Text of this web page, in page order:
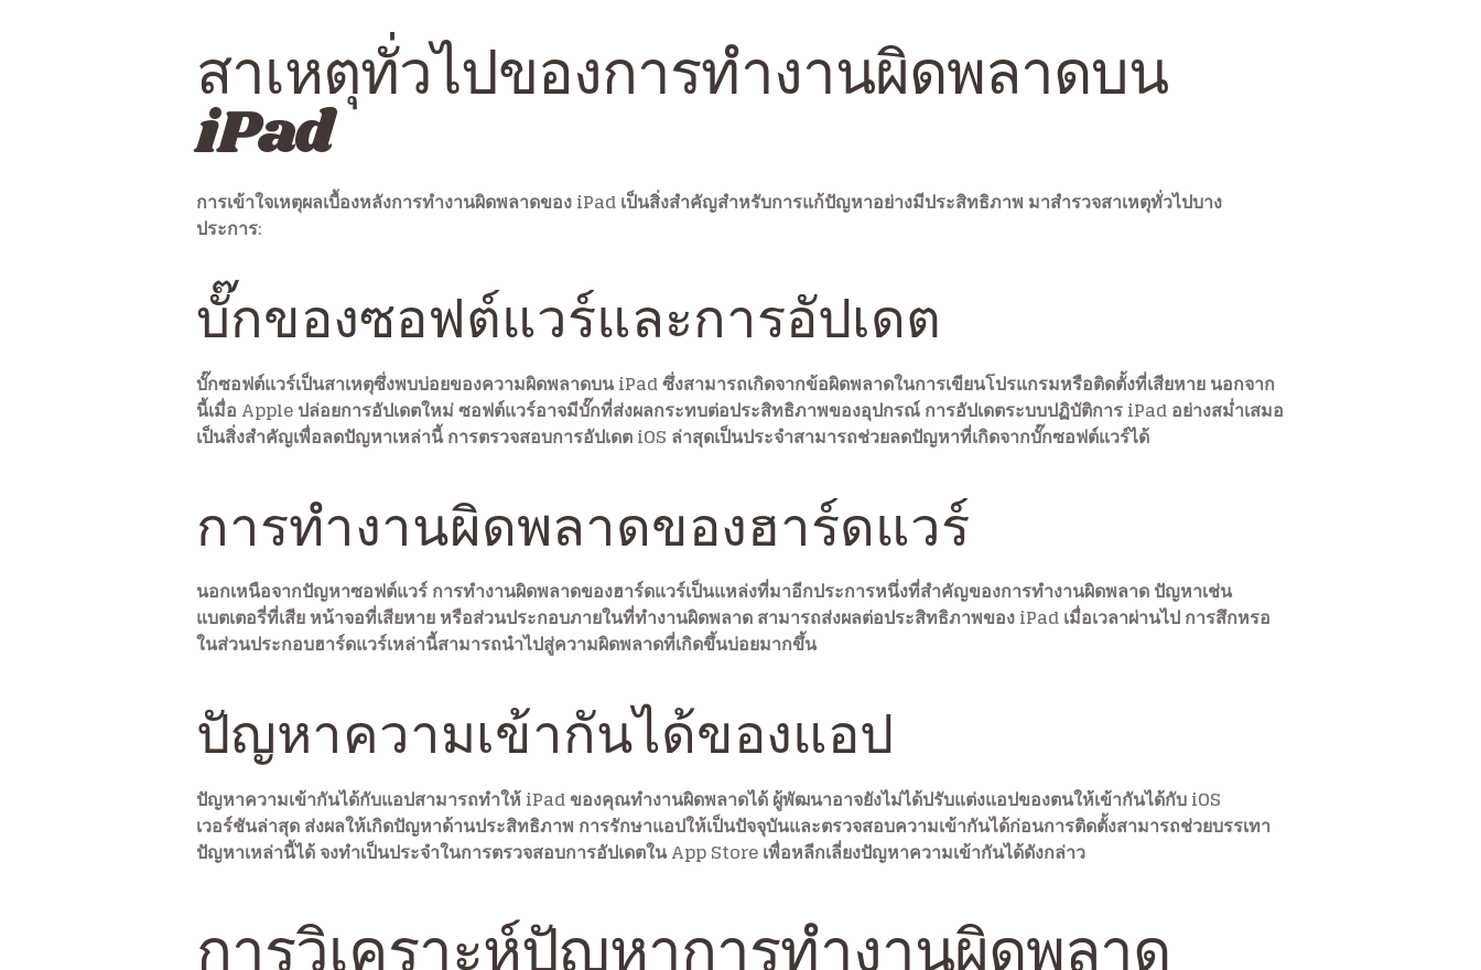
สาเหตุทั่วไปของการทำงานผิดพลาดบน
iPad
การเข้าใจเหตุผลเบื้องหลังการทำงานผิดพลาดของ iPad เป็นสิ่งสำคัญสำหรับการแก้ปัญหาอย่างมีประสิทธิภาพ มาสำรวจสาเหตุทั่วไปบาง
ประการ:
บั๊กของซอฟต์แวร์และการอัปเดต
บั๊กซอฟต์แวร์เป็นสาเหตุซึ่งพบบ่อยของความผิดพลาดบน iPad ซึ่งสามารถเกิดจากข้อผิดพลาดในการเขียนโปรแกรมหรือติดตั้งที่เสียหาย นอกจาก
นี้เมื่อ Apple ปล่อยการอัปเดตใหม่ ซอฟต์แวร์อาจมีบั๊กที่ส่งผลกระทบต่อประสิทธิภาพของอุปกรณ์ การอัปเดตระบบปฏิบัติการ iPad อย่างสม่ำเสมอ
เป็นสิ่งสำคัญเพื่อลดปัญหาเหล่านี้ การตรวจสอบการอัปเดต iOS ล่าสุดเป็นประจำสามารถช่วยลดปัญหาที่เกิดจากบั๊กซอฟต์แวร์ได้
การทำงานผิดพลาดของฮาร์ดแวร์
นอกเหนือจากปัญหาซอฟต์แวร์ การทำงานผิดพลาดของฮาร์ดแวร์เป็นแหล่งที่มาอีกประการหนึ่งที่สำคัญของการทำงานผิดพลาด ปัญหาเช่น
แบตเตอรี่ที่เสีย หน้าจอที่เสียหาย หรือส่วนประกอบภายในที่ทำงานผิดพลาด สามารถส่งผลต่อประสิทธิภาพของ iPad เมื่อเวลาผ่านไป การสึกหรอ
ในส่วนประกอบฮาร์ดแวร์เหล่านี้สามารถนำไปสู่ความผิดพลาดที่เกิดขึ้นบ่อยมากขึ้น
ปัญหาความเข้ากันได้ของแอป
ปัญหาความเข้ากันได้กับแอปสามารถทำให้ iPad ของคุณทำงานผิดพลาดได้ ผู้พัฒนาอาจยังไม่ได้ปรับแต่งแอปของตนให้เข้ากันได้กับ iOS
เวอร์ชันล่าสุด ส่งผลให้เกิดปัญหาด้านประสิทธิภาพ การรักษาแอปให้เป็นปัจจุบันและตรวจสอบความเข้ากันได้ก่อนการติดตั้งสามารถช่วยบรรเทา
ปัญหาเหล่านี้ได้ จงทำเป็นประจำในการตรวจสอบการอัปเดตใน App Store เพื่อหลีกเลี่ยงปัญหาความเข้ากันได้ดังกล่าว